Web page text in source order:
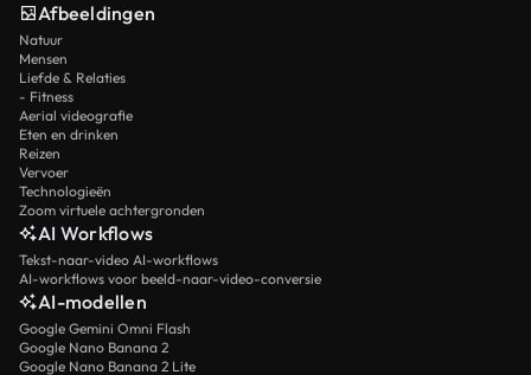
Afbeeldingen
Natuur
Mensen
Liefde & Relaties
- Fitness
Aerial videografie
Eten en drinken
Reizen
Vervoer
Technologieën
Zoom virtuele achtergronden
AI Workflows
Tekst-naar-video AI-workflows
AI-workflows voor beeld-naar-video-conversie
AI-modellen
Google Gemini Omni Flash
Google Nano Banana 2
Google Nano Banana 2 Lite